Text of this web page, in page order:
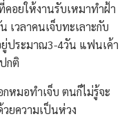
อยให้งานรับเหมาทำฝ้า
เวลาคนเจ็บทะเลาะกับ
ประมาณ3-4วัน แฟนเค้า
กติ
หมอทำเจ็บ ตนก็ไม่รู้จะ
ยความเป็นห่วง